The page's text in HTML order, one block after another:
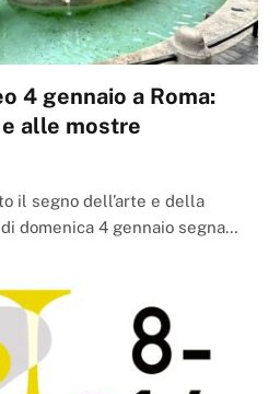
4 gennaio a Roma:
alle mostre
il segno dell’arte e della
domenica 4 gennaio segna…